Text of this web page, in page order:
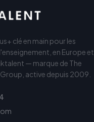
clé en main pour les
en Europe et
— marque de The
active depuis 2009.